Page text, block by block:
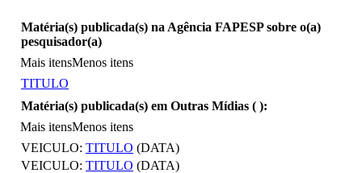
Matéria(s) publicada(s) na Agência FAPESP sobre o(a)
pesquisador(a)
Mais itensMenos itens
TITULO
Matéria(s) publicada(s) em Outras Mídias ( ):
Mais itensMenos itens
VEICULO: TITULO (DATA)
VEICULO: TITULO (DATA)